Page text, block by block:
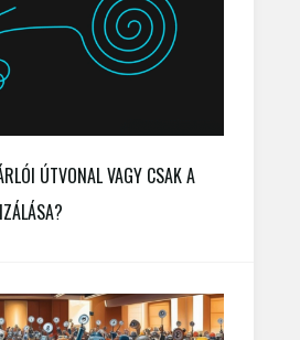
ÚTVONAL VAGY CSAK A